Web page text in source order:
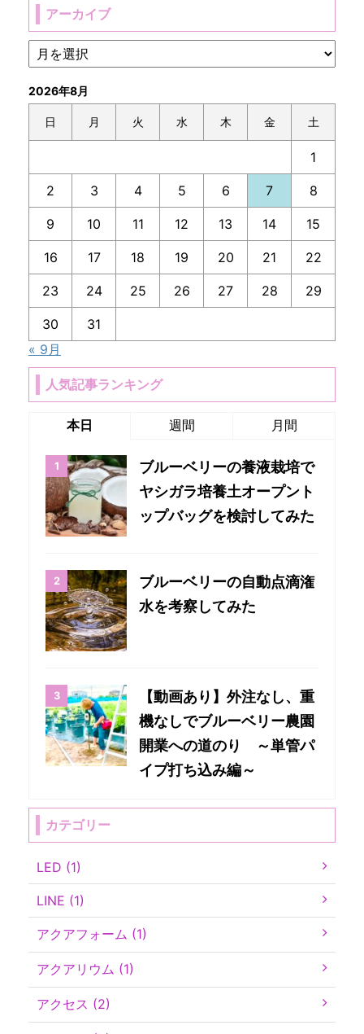
アーカイブ
2026年8月
日 月 火 水 木 金 土
1
2 3 4 5 6 7 8
9 10 11 12 13 14 15
16 17 18 19 20 21 22
23 24 25 26 27 28 29
30
31
« 9月
人気記事ランキング
本日 週間 月間
ブルーベリーの養液栽培で
ヤシガラ培養土オープント
ップバッグを検討してみた
ブルーベリーの自動点滴潅
水を考察してみた
【動画あり】外注なし、重
機なしでブルーベリー農園
開業への道のり ～単管パ
イプ打ち込み編～
カテゴリー
LED (1)
LINE (1)
アクアフォーム (1)
アクアリウム (1)
アクセス (2)